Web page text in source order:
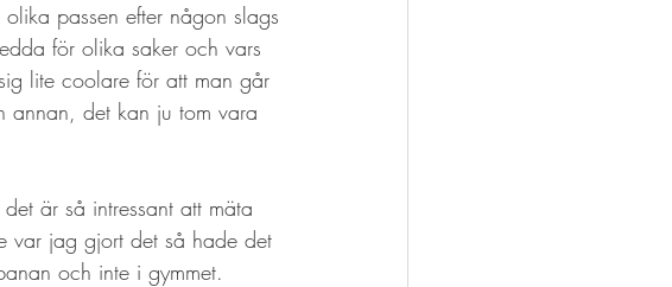
passen efter någon slags
för olika saker och vars
lite coolare för att man går
annan, det kan ju tom vara
är så intressant att mäta
var jag gjort det så hade det
och inte i gymmet.